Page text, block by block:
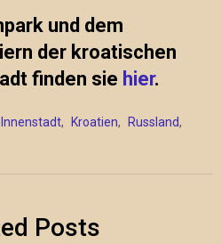
und dem
der kroatischen
finden sie hier.
Innenstadt, Kroatien, Russland,
Posts